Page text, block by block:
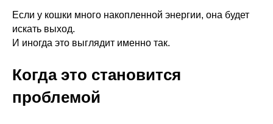
Если у кошки много накопленной энергии, она будет
искать выход.
И иногда это выглядит именно так.
Когда это становится
проблемой